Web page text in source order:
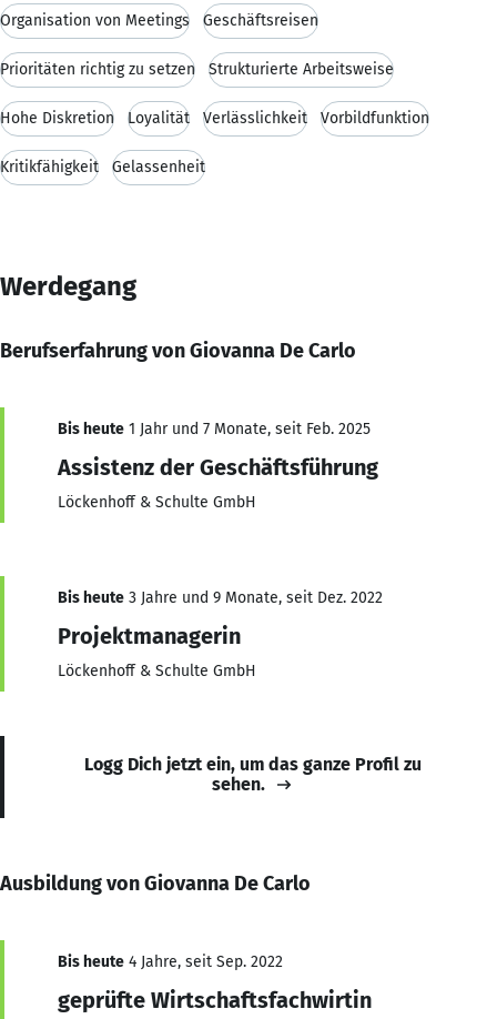
Organisation von Meetings Geschäftsreisen
Prioritäten richtig zu setzen Strukturierte Arbeitsweise
Hohe Diskretion Loyalität Verlässlichkeit Vorbildfunktion
Kritikfähigkeit Gelassenheit
Werdegang
Berufserfahrung von Giovanna De Carlo
Bis heute 1 Jahr und 7 Monate, seit Feb. 2025
Assistenz der Geschäftsführung
Löckenhoff & Schulte GmbH
Bis heute 3 Jahre und 9 Monate, seit Dez. 2022
Projektmanagerin
Löckenhoff & Schulte GmbH
Logg Dich jetzt ein, um das ganze Profil zu
sehen.
Ausbildung von Giovanna De Carlo
Bis heute 4 Jahre, seit Sep. 2022
geprüfte Wirtschaftsfachwirtin